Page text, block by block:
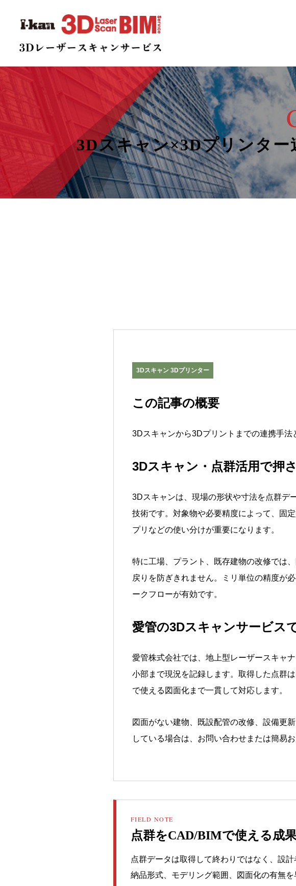
3Dスキャン×3Dプリンタ
3Dスキャン 3Dプリンター
この記事の概要
3Dスキャンから3Dプリントまでの連携手法
3Dスキャン・点群活用で押
3Dスキャンは、現場の形状や寸法を点群デ
技術です。対象物や必要精度によって、固
プリなどの使い分けが重要になります。
特に工場、プラント、既存建物の改修では
戻りを防ぎきれません。ミリ単位の精度が
ークフローが有効です。
愛管の3Dスキャンサービス
愛管株式会社では、地上型レーザースキャ
小部まで現況を記録します。取得した点群
で使える図面化まで一貫して対応します。
図面がない建物、既設配管の改修、設備更
している場合は、お問い合わせまたは簡易
FIELD NOTE
点群をCAD/BIMで使える成
点群データは取得して終わりではなく、設
納品形式、モデリング範囲、図面化の有無を